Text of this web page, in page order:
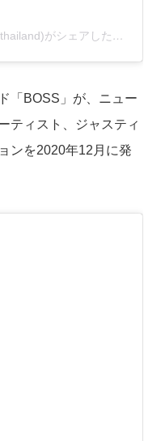
แฟชั่น วัน ประเทศไทย(@fashion1thailand)がシェアした投稿
「BOSS」が、ニュー
ティスト、ジャスティ
ンを2020年12月に発